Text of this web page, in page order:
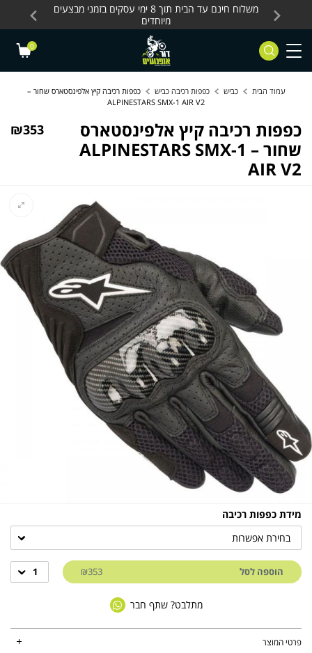
Skip to Content
Contact Us
כלים חשמליים
משלוח חינם עד הבית תוך 8 ימי עסקים בזמני מבצעים
מיוחדים
0
עמוד הבית כביש כפפות רכיבה כביש
כפפות רכיבה קיץ אלפינסטארס שחור –
ALPINESTARS SMX-1 AIR V2
כפפות רכיבה קיץ אלפינסטארס
שחור – ALPINESTARS SMX-1
AIR V2
₪353
מידת כפפות רכיבה
בחירת אפשרות
הוספה לסל ₪353
1
מתלבט? שתף חבר
פרטי המוצר